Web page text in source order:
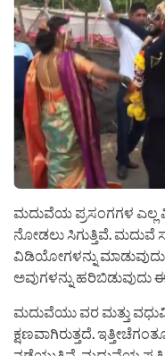
ಮದುವೆಯ ಪ್ರಸಂಗಗಳ
ನೋಡಲು ಸಿಗುತ್ತಿವೆ. ಮದುವೆ
ವಿಡಿಯೋಗಳನ್ನು
ಅವುಗಳನ್ನು ಹರಿಬಿಡುವುದು
ಮದುವೆಯು ವರ ಮತ್ತು
ಕ್ಷಣವಾಗಿರುತ್ತದೆ.